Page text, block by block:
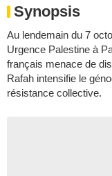
Synopsis
Au lendemain du 7
Urgence Palestine à
français menace de
Rafah intensifie le
résistance collective.